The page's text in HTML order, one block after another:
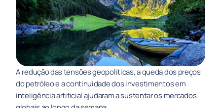
A redução das tensões geopolíticas, a queda dos preços
do petróleo e a continuidade dos investimentos em
inteligência artificial ajudaram a sustentar os mercados